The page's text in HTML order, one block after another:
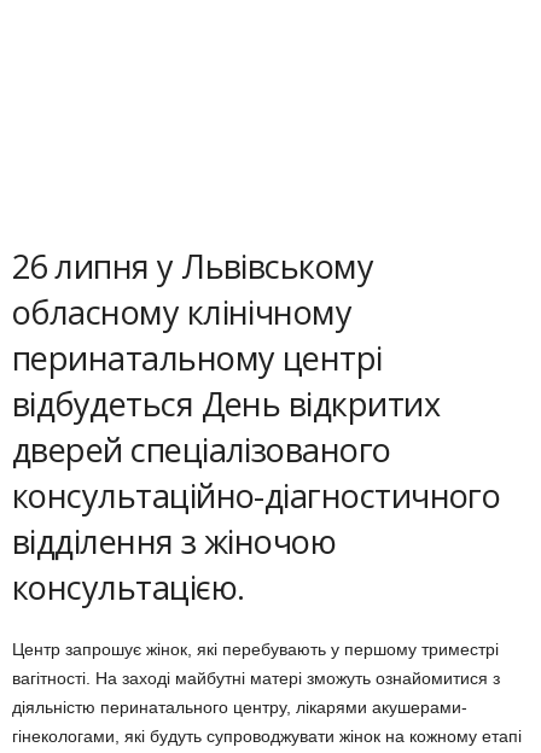
26 липня у Львівському
обласному клінічному
перинатальному центрі
відбудеться День відкритих
дверей спеціалізованого
консультаційно-діагностичного
відділення з жіночою
консультацією.
Центр запрошує жінок, які перебувають у першому триместрі
вагітності. На заході майбутні матері зможуть ознайомитися з
діяльністю перинатального центру, лікарями акушерами-
гінекологами, які будуть супроводжувати жінок на кожному етапі